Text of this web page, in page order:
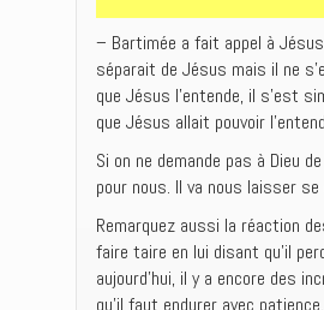
– Bartimée a fait appel à
séparait de Jésus mais il ne
que Jésus l’entende, il s’est
que Jésus allait pouvoir
Si on ne demande pas à Dieu
pour nous. Il va nous laisser
Remarquez aussi la réaction
faire taire en lui disant qu’il
aujourd’hui, il y a encore des
qu’il faut endurer avec patience.